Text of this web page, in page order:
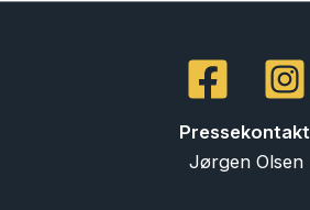
Pressekontakt
Jørgen Olsen